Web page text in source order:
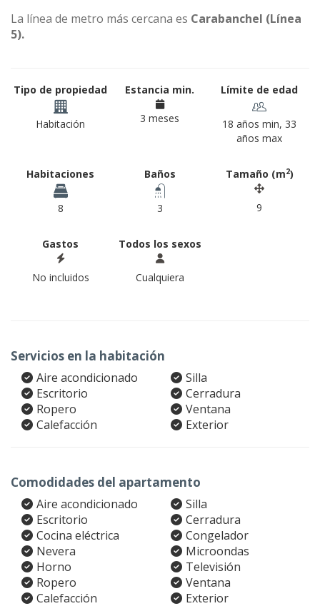
La línea de metro más cercana es Carabanchel (Línea
5).
Tipo de propiedad
Habitación
Estancia min.
3 meses
Límite de edad
18 años min, 33
años max
Habitaciones
8
Baños
3
Tamaño (m2)
9
Gastos
No incluidos
Todos los sexos
Cualquiera
Servicios en la habitación
Aire acondicionado
Silla
Escritorio
Cerradura
Ropero
Ventana
Calefacción
Exterior
Comodidades del apartamento
Aire acondicionado
Silla
Escritorio
Cerradura
Cocina eléctrica
Congelador
Nevera
Microondas
Horno
Televisión
Ropero
Ventana
Calefacción
Exterior